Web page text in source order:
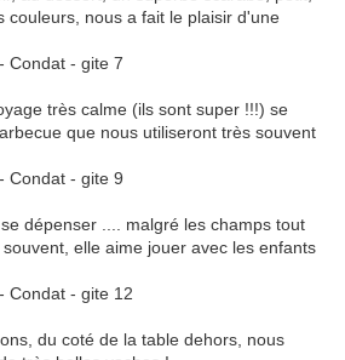
couleurs, nous a fait le plaisir d'une
très calme (ils sont super !!!) se
que nous utiliseront très souvent
dépenser .... malgré les champs tout
elle aime jouer avec les enfants
du coté de la table dehors, nous